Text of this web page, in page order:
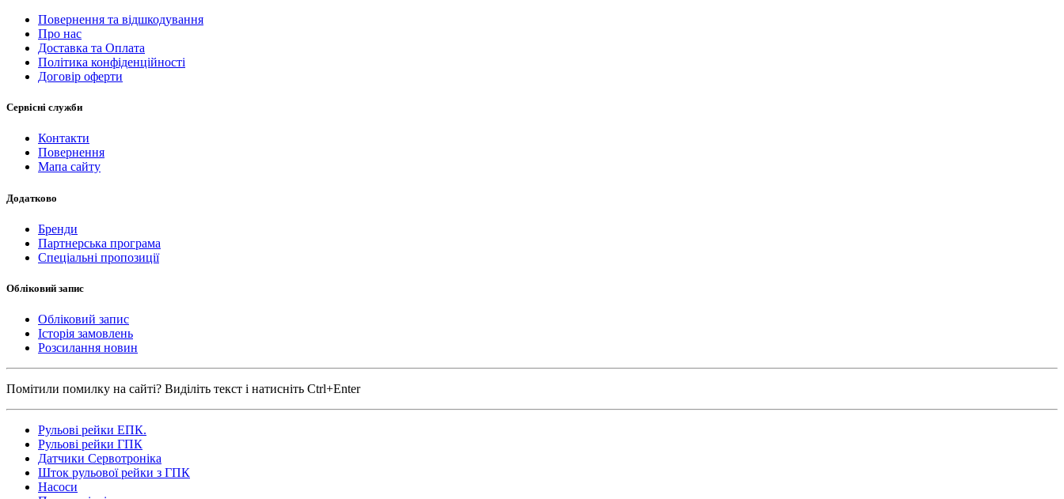
Повернення та відшкодування
Про нас
Доставка та Оплата
Політика конфіденційності
Договір оферти
Сервісні служби
Контакти
Повернення
Мапа сайту
Додатково
Бренди
Партнерська програма
Спеціальні пропозиції
Обліковий запис
Обліковий запис
Історія замовлень
Розсилання новин
Помітили помилку на сайті? Виділіть текст і натисніть Ctrl+Enter
Рульові рейки ЕПК.
Рульові рейки ГПК
Датчики Сервотроніка
Шток рульової рейки з ГПК
Насоси